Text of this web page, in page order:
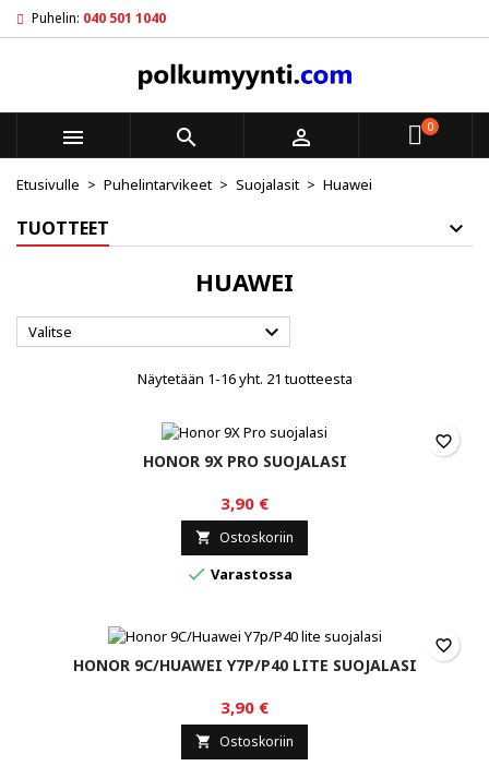
Puhelin: 040 501 1040
   0
Etusivulle Puhelintarvikeet Suojalasit Huawei
TUOTTEET
HUAWEI
Valitse 
Näytetään 1-16 yht. 21 tuotteesta
HONOR 9X PRO SUOJALASI
3,90 €
 Ostoskoriin
 Varastossa
favorite_border
HONOR 9C/HUAWEI Y7P/P40 LITE SUOJALASI
3,90 €
 Ostoskoriin
favorite_border
My wishlists ×
Create new list
((modalTitle)) ×
Luo toivelista ×
Toivelistan nimi
Kirjaudu sisään ×
Sinun pitää olla kirjautunut jotta voit lisätä tuotteita
toivelistalle.
Peruuta Kirjaudu sisään